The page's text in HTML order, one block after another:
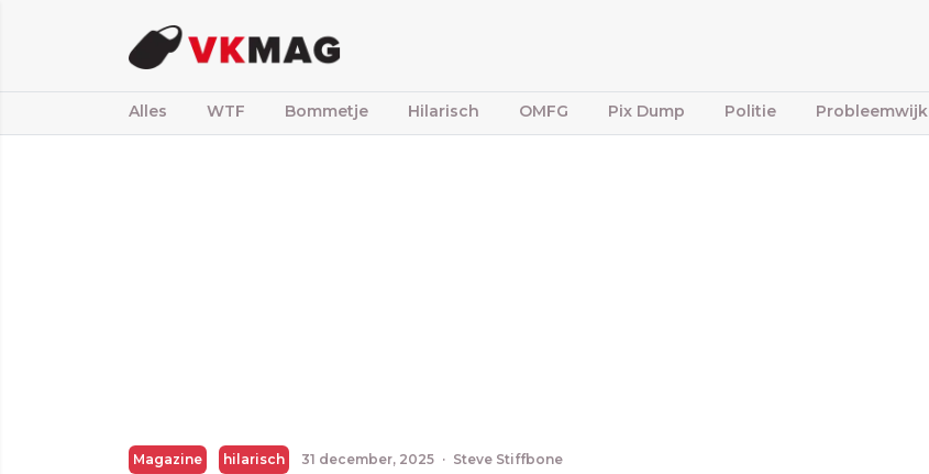
Alles WTF Bommetje Hilarisch OMFG Pix Dump Politie
Magazine hilarisch 31 december, 2025 · Steve Stiffbone